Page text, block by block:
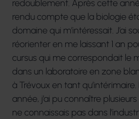
redoublement. Après cette
rendu compte que la biologie
domaine qui m’intéressait. J’ai
réorienter en me laissant 1 an
cursus qui me correspondait le
dans un laboratoire en zone
à Trévoux en tant
année, j’ai pu connaître
ne connaissais pas dans